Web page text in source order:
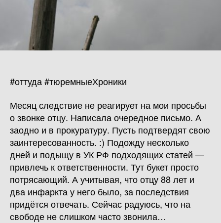
#оттуда #тюремныеХроники
Месяц следствие не реагирует на мои просьбы
о звонке отцу. Написала очередное письмо. А
заодно и в прокуратуру. Пусть подтвердят свою
заинтересованность. :) Подожду несколько
дней и подыщу в УК РФ подходящих статей —
привлечь к ответственности. Тут букет просто
потрясающий. А учитывая, что отцу 88 лет и
два инфаркта у него было, за последствия
придётся отвечать. Сейчас радуюсь, что на
свободе не слишком часто звонила…